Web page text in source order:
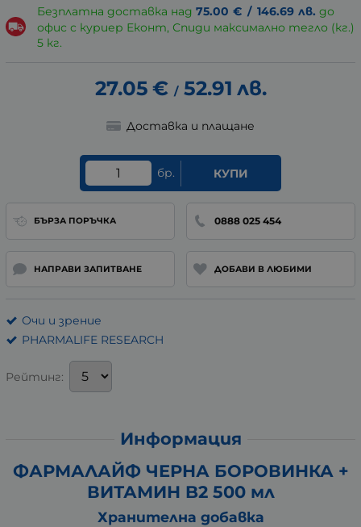
Безплатна доставка над 75.00 € / 146.69 лв. до
офис с куриер Еконт, Спиди максимално тегло (кг.)
5 кг.
27.05 € / 52.91 лв.
Доставка и плащане
бр. КУПИ
БЪРЗА ПОРЪЧКА 0888 025 454
НАПРАВИ ЗАПИТВАНЕ ДОБАВИ В ЛЮБИМИ
Очи и зрение
PHARMALIFE RESEARCH
Рейтинг:
Информация
ФАРМАЛАЙФ ЧЕРНА БОРОВИНКА +
ВИТАМИН B2 500 мл
Хранителна добавка